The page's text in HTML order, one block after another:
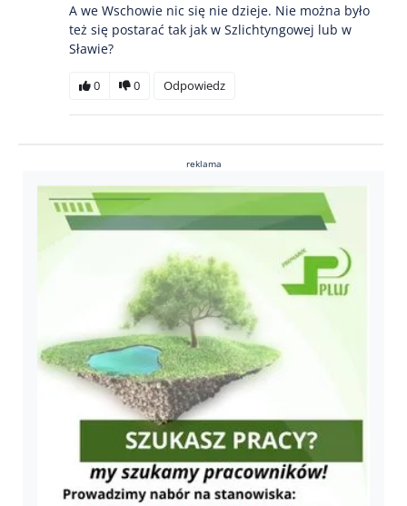
A we Wschowie nic się nie dzieje. Nie można było
też się postarać tak jak w Szlichtyngowej lub w
Sławie?
0 0 Odpowiedz
reklama